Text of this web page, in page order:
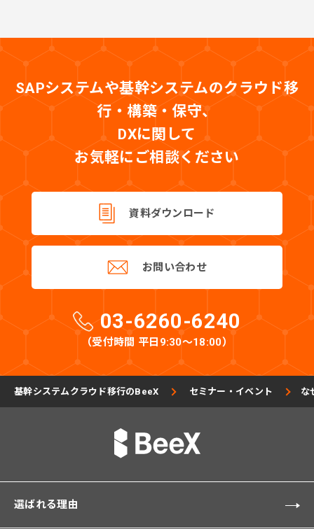
SAPシステムや基幹システムのクラウド移
行・構築・保守、
DXに関して
お気軽にご相談ください
資料ダウンロード
お問い合わせ
03-6260-6240
（受付時間 平日9:30〜18:00）
基幹システムクラウド移行のBeeX セミナー・イベント な
選ばれる理由